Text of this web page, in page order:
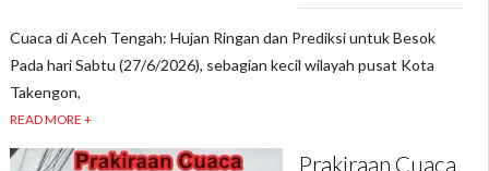
Cuaca di Aceh Tengah: Hujan Ringan dan Prediksi untuk Besok
Pada hari Sabtu (27/6/2026), sebagian kecil wilayah pusat Kota
Takengon,
READ MORE +
Prakiraan Cuaca